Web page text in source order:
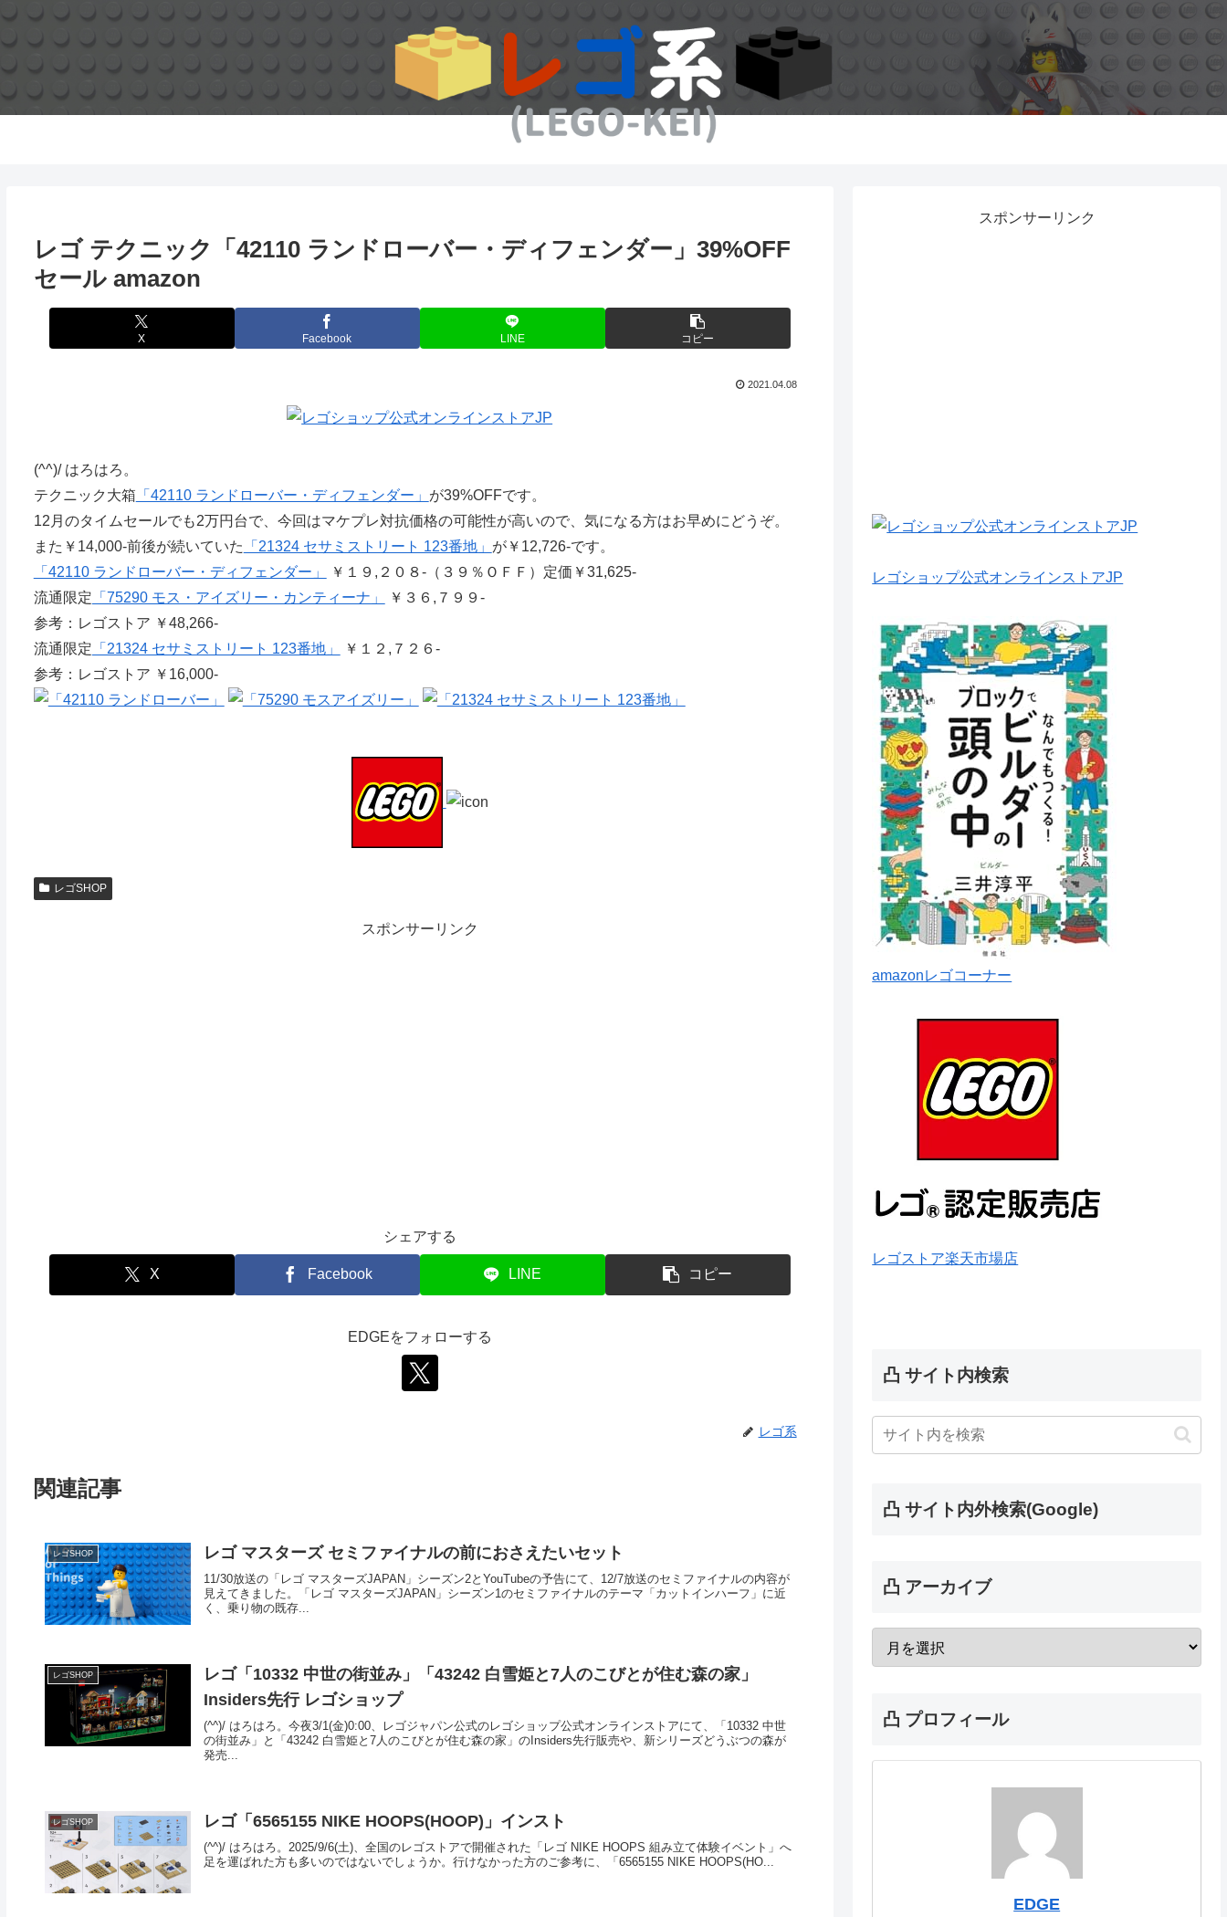
レゴ テクニック「42110 ランドローバー・ディフェンダー」39%OFF
セール amazon
X Facebook LINE コピー
2021.04.08
(^^)/ はろはろ。
テクニック大箱 「42110 ランドローバー・ディフェンダー」 が39%OFFです。
12月のタイムセールでも2万円台で、今回はマケプレ対抗価格の可能性が高いので、気になる方はお早めにどうぞ。
また￥14,000-前後が続いていた
「21324 セサミストリート 123番地」 が￥12,726-です。
「42110 ランドローバー・ディフェンダー」
￥１９,２０８-（３９％ＯＦＦ）定価￥31,625-
流通限定 「75290 モス・アイズリー・カンティーナ」
￥３６,７９９-
参考：レゴストア ￥48,266-
流通限定 「21324 セサミストリート 123番地」
￥１２,７２６-
参考：レゴストア ￥16,000-
レゴSHOP
スポンサーリンク
シェアする
X Facebook LINE コピー
EDGEをフォローする
レゴ系
関連記事
レゴSHOP レゴ マスターズ セミファイナルの前におさえたいセット
11/30放送の「レゴ マスターズJAPAN」シーズン2とYouTubeの予告にて、12/7放送のセミファイナルの内容が
見えてきました。「レゴ マスターズJAPAN」シーズン1のセミファイナルのテーマ「カットインハーフ」に近
く、乗り物の既存...
レゴSHOP
レゴ「10332 中世の街並み」「43242 白雪姫と7人のこびとが住む森の家」
Insiders先行 レゴショップ
(^^)/ はろはろ。今夜3/1(金)0:00、レゴジャパン公式のレゴショップ公式オンラインストアにて、「10332 中世
の街並み」と「43242 白雪姫と7人のこびとが住む森の家」のInsiders先行販売や、新シリーズどうぶつの森が
発売...
レゴSHOP レゴ「6565155 NIKE HOOPS(HOOP)」インスト
(^^)/ はろはろ。2025/9/6(土)、全国のレゴストアで開催された「レゴ NIKE HOOPS 組み立て体験イベント」へ
足を運ばれた方も多いのではないでしょうか。行けなかった方のご参考に、「6565155 NIKE HOOPS(HO...
スポンサーリンク
レゴショップ公式オンラインストアJP
amazonレゴコーナー
レゴストア楽天市場店
凸 サイト内検索
凸 サイト内外検索(Google)
凸 アーカイブ
凸 プロフィール
EDGE